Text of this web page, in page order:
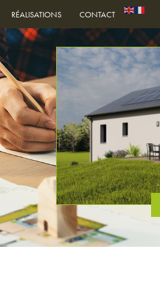
RÉALISATIONS CONTACT